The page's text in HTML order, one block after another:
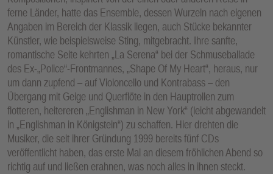
ferne Länder, hatte das Ensemble, dessen Wurzeln nach eigenen
Angaben im Bereich der Klassik liegen, auch Stücke bekannter
Künstler, wie beispielsweise Sting, mitgebracht. Ihre sanfte,
romantische Seite kehrten „La Serena“ bei der Schmuseballade
des Ex-„Police“-Frontmannes, „Shape Of My Heart“, heraus, nur
um dann zupfend – auf Violoncello und Kontrabass – den
Übergang mit Geige und Querflöte in den Hauptrollen zum
flotteren, heitereren „Englishman in New York“ (leicht abgewandelt
in „Englishman in Königstein“) zu schaffen. Hier drehten die
Musiker, die seit ihrer Gründung 1999 bereits fünf CDs
veröffentlicht haben, das erste Mal an diesem fröhlichen Abend so
richtig auf und ließen erahnen, was noch alles in ihnen steckt.